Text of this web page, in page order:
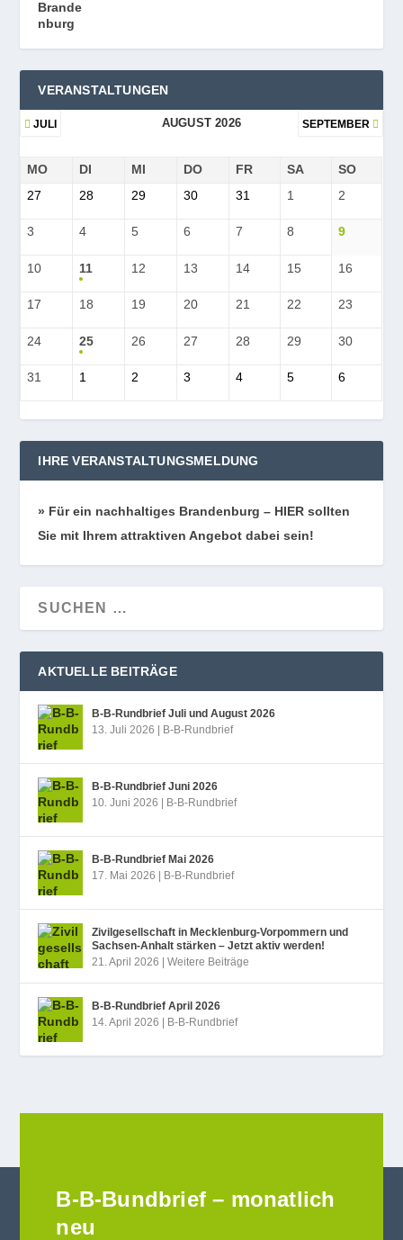
VERANSTALTUNGEN
JULI AUGUST 2026 SEPTEMBER
MO DI MI DO FR SA
SO
27
28 29 30 31 1 2
3 4 5 6 7 8 9
10 11 12 13 14 15 16
17 18 19 20 21 22 23
24 25 26 27 28 29 30
31 1 2 3 4 5 6
IHRE VERANSTALTUNGSMELDUNG
» Für ein nach­hal­ti­ges Bran­den­burg – HIER soll­ten
Sie mit Ihrem attrak­ti­ven Ange­bot dabei sein!
AKTUELLE BEITRÄGE
B‑B-Rundbrief Juli und August 2026
13. Juli 2026
B-B-Rundbrief
B‑B-Rundbrief Juni 2026
10. Juni 2026
B-B-Rundbrief
B‑B-Rundbrief Mai 2026
17. Mai 2026
B-B-Rundbrief
Zivilgesellschaft in Mecklenburg-Vorpommern und
Sachsen-Anhalt stärken – Jetzt aktiv werden!
21. April 2026
|Weitere Beiträge
B‑B-Rundbrief April 2026
14. April 2026
B-B-Rundbrief
B-B-Bundbrief – monatlich
neu